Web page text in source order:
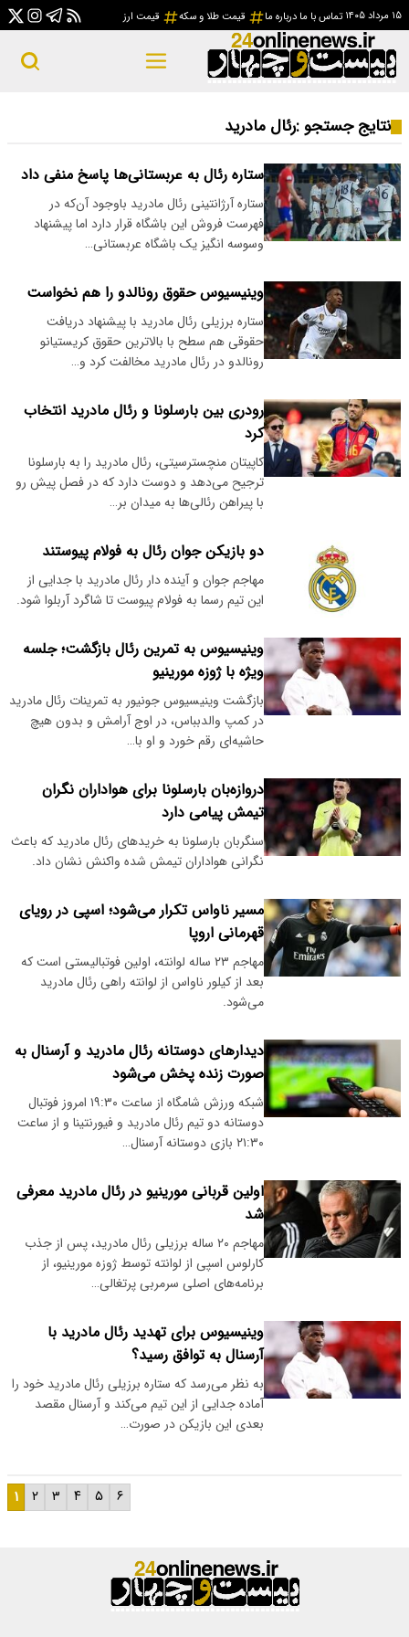
۱۵ مرداد ۱۴۰۵ تماس با ما درباره ما قیمت طلا و سکه قیمت ارز
نتایج جستجو :رئال مادرید
ستاره رئال به عربستانی‌ها پاسخ منفی داد
ستاره آرژانتینی رئال مادرید باوجود آن‌که در
فهرست فروش این باشگاه قرار دارد اما پیشنهاد
وسوسه انگیز یک باشگاه عربستانی…
وینیسیوس حقوق رونالدو را هم نخواست
ستاره برزیلی رئال مادرید با پیشنهاد دریافت
حقوقی هم سطح با بالاترین حقوق کریستیانو
رونالدو در رئال مادرید مخالفت کرد و…
رودری بین بارسلونا و رئال مادرید انتخاب
کرد
کاپیتان منچسترسیتی، رئال مادرید را به بارسلونا
ترجیح می‌دهد و دوست دارد که در فصل پیش رو
با پیراهن رئالی‌ها به میدان بر…
دو بازیکن جوان رئال به فولام پیوستند
مهاجم جوان و آینده دار رئال مادرید با جدایی از
این تیم رسما به فولام پیوست تا شاگرد آربلوا شود.
وینیسیوس به تمرین رئال بازگشت؛ جلسه
ویژه با ژوزه مورینیو
بازگشت وینیسیوس جونیور به تمرینات رئال مادرید
در کمپ والدبباس، در اوج آرامش و بدون هیچ
حاشیه‌ای رقم خورد و او با…
دروازه‌بان بارسلونا برای هواداران نگران
تیمش پیامی دارد
سنگربان بارسلونا به خریدهای رئال مادرید که باعث
نگرانی هواداران تیمش شده واکنش نشان داد.
مسیر ناواس تکرار می‌شود؛ اسپی در رویای
قهرمانی اروپا
مهاجم ۲۳ ساله لوانته، اولین فوتبالیستی‌ است که
بعد از کیلور ناواس از لوانته راهی رئال مادرید
می‌شود.
دیدارهای دوستانه رئال مادرید و آرسنال به
صورت زنده پخش می‌شود
شبکه ورزش شامگاه از ساعت ۱۹:۳۰ امروز فوتبال
دوستانه دو تیم رئال مادرید و فیورنتینا و از ساعت
۲۱:۳۰ بازی دوستانه آرسنال…
اولین قربانی مورینیو در رئال مادرید معرفی
شد
مهاجم ۲۰ ساله برزیلی رئال مادرید، پس از جذب
کارلوس اسپی از لوانته توسط ژوزه مورینیو، از
برنامه‌های اصلی سرمربی پرتغالی…
وینیسیوس برای تهدید رئال مادرید با
آرسنال به توافق رسید؟
به نظر می‌رسد که ستاره برزیلی رئال مادرید خود را
آماده جدایی از این تیم می‌کند و آرسنال مقصد
بعدی این بازیکن در صورت…
۱ ۲ ۳ ۴ ۵ ۶